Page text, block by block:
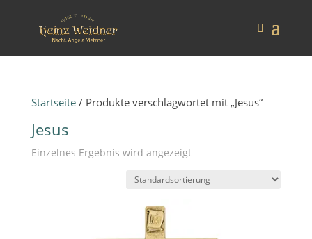
Startseite/ Produkte verschlagwortet mit „Jesus“
Jesus
Einzelnes Ergebnis wird angezeigt